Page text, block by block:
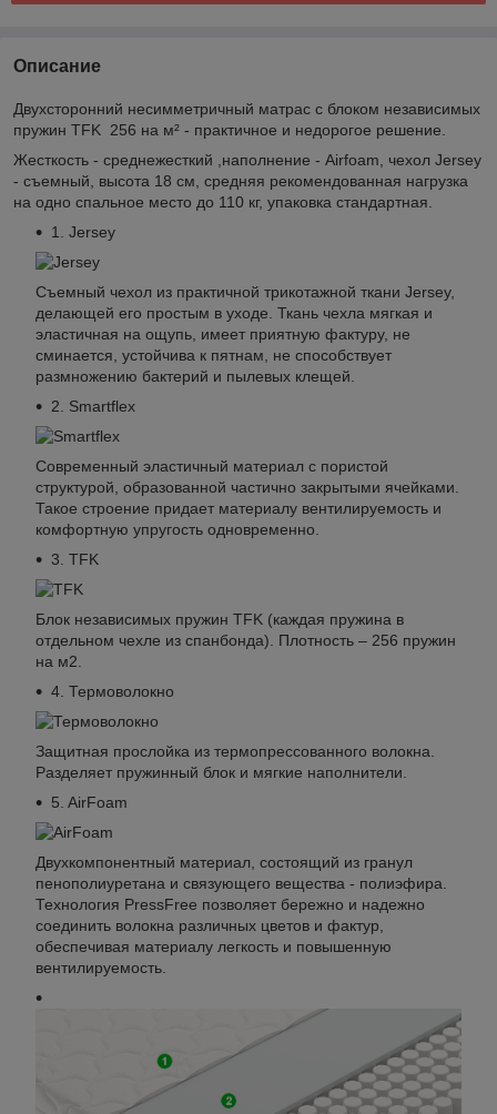
Описание
Двухсторонний несимметричный матрас с блоком независимых
пружин TFK 256 на м² - практичное и недорогое решение.
Жесткость - среднежесткий ,наполнение - Airfoam, чехол Jersey
- съемный, высота 18 см, средняя рекомендованная нагрузка
на одно спальное место до 110 кг, упаковка стандартная.
1. Jersey
Съемный чехол из практичной трикотажной ткани Jersey,
делающей его простым в уходе. Ткань чехла мягкая и
эластичная на ощупь, имеет приятную фактуру, не
сминается, устойчива к пятнам, не способствует
размножению бактерий и пылевых клещей.
2. Smartflex
Современный эластичный материал с пористой
структурой, образованной частично закрытыми ячейками.
Такое строение придает материалу вентилируемость и
комфортную упругость одновременно.
3. TFK
Блок независимых пружин TFK (каждая пружина в
отдельном чехле из спанбонда). Плотность – 256 пружин
на м2.
4. Термоволокно
Защитная прослойка из термопресcованного волокна.
Разделяет пружинный блок и мягкие наполнители.
5. AirFoam
Двухкомпонентный материал, состоящий из гранул
пенополиуретана и связующего вещества - полиэфира.
Технология PressFree позволяет бережно и надежно
соединить волокна различных цветов и фактур,
обеспечивая материалу легкость и повышенную
вентилируемость.